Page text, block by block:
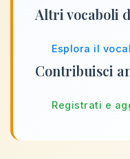
Altri vocaboli
Esplora il
Contribuisci
Registrati e